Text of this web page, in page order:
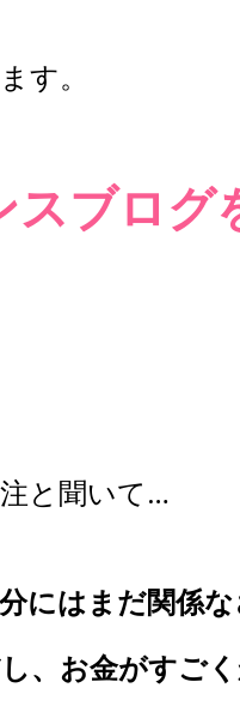
す。
スブログ
と聞いて…
分にはまだ関係
し、お金がすご